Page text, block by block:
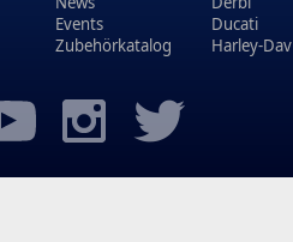
Events
Zubehörkatalog
Ducati
Harley-